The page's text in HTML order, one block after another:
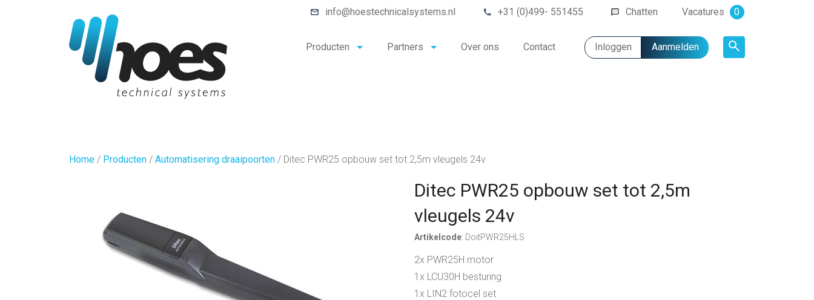
info@hoestechnicalsystems.nl +31 (0)499- 551455 Chatten Vacatures 0
Producten Partners Over ons Contact Inloggen Aanmelden
Home / Producten / Automatisering draaipoorten / Ditec PWR25 opbouw set tot 2,5m vleugels 24v
Ditec PWR25 opbouw set tot 2,5m
vleugels 24v
Artikelcode: DoitPWR25HLS
2x PWR25H motor
1x LCU30H besturing
1x LIN2 fotocel set